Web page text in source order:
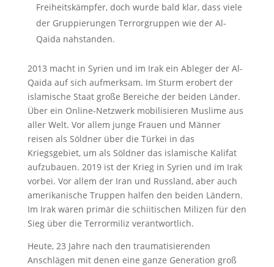
Freiheitskämpfer, doch wurde bald klar, dass viele
der Gruppierungen Terrorgruppen wie der Al-
Qaida nahstanden.
2013 macht in Syrien und im Irak ein Ableger der Al-
Qaida auf sich aufmerksam. Im Sturm erobert der
islamische Staat große Bereiche der beiden Länder.
Über ein Online-Netzwerk mobilisieren Muslime aus
aller Welt. Vor allem junge Frauen und Männer
reisen als Söldner über die Türkei in das
Kriegsgebiet, um als Söldner das islamische Kalifat
aufzubauen. 2019 ist der Krieg in Syrien und im Irak
vorbei. Vor allem der Iran und Russland, aber auch
amerikanische Truppen halfen den beiden Ländern.
Im Irak waren primär die schiitischen Milizen für den
Sieg über die Terrormiliz verantwortlich.
Heute, 23 Jahre nach den traumatisierenden
Anschlägen mit denen eine ganze Generation groß